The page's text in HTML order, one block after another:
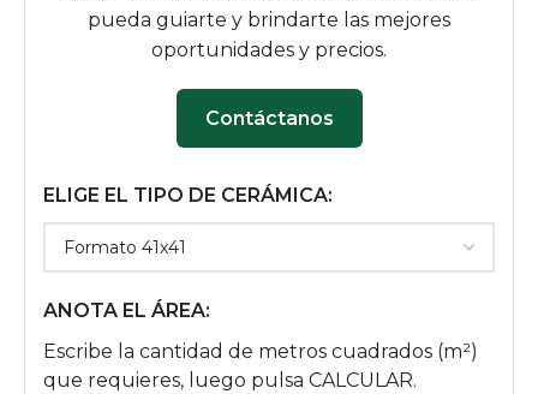
pueda guiarte y brindarte las mejores
oportunidades y precios.
Contáctanos
ELIGE EL TIPO DE CERÁMICA:
ANOTA EL ÁREA:
Escribe la cantidad de metros cuadrados (m²)
que requieres, luego pulsa CALCULAR.